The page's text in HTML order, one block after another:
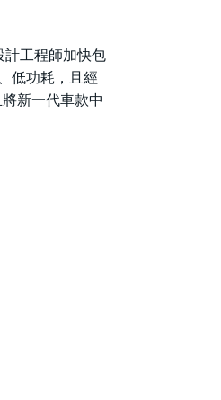
計工程師加快包
低功耗，且經
新一代車款中